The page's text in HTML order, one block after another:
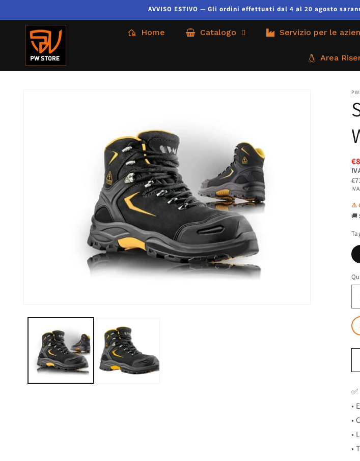
AVVISO ESTIVO — Gli ordini effettuati dal 4 al 20 agosto
Home Catalogo Servizio per le
Area
⚠️
🚚
✅
•
•
•
•